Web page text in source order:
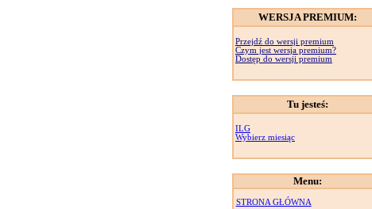
WERSJA PREMIUM:
Przejdź do wersji premium
Czym jest wersja premium?
Dostęp do wersji premium
Tu jesteś:
ILG
Wybierz miesiąc
Menu:
STRONA GŁÓWNA